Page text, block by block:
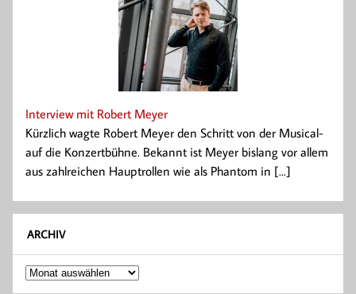
Interview mit Robert Meyer
Kürzlich wagte Robert Meyer den Schritt von der Musical-
auf die Konzertbühne. Bekannt ist Meyer bislang vor allem
aus zahlreichen Hauptrollen wie als Phantom in [...]
ARCHIV
Archiv